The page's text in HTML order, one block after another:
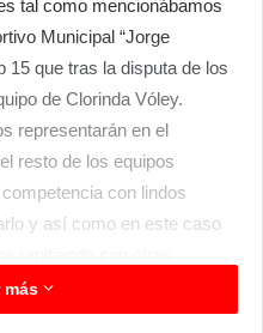
tal como mencionábamos
Municipal “Jorge
15 que tras la disputa de los
de Clorinda Vóley.
representarán en el
resto de los equipos
con lindos
y así como en este caso
bien, incluso con algunos
asegurando participación
más